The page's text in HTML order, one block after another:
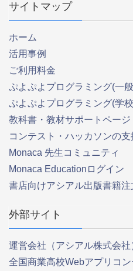
サイトマップ
ホーム
活用事例
ご利用料金
ぷよぷよプログラミング(一
ぷよぷよプログラミング(学
教科書・教材サポートページ
コンテスト・ハッカソンの支
Monaca 先生コミュニティ
Monaca Educationログイン
書店向けアシアル出版書籍
外部サイト
運営会社（アシアル株式会社
全国商業高校Webアプリコン